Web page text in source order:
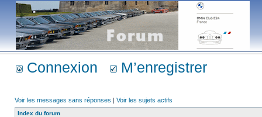
Connexion M’enregistrer
Voir les messages sans réponses | Voir les sujets actifs
Index du forum